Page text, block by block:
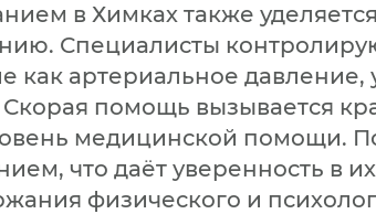
в Химках также
Специалисты
как артериальное давление,
Скорая помощь вызывается
медицинской помощи.
что даёт уверенность в
физического и